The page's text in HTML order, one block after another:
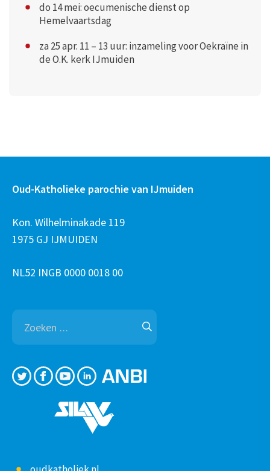
do 14 mei: oecumenische dienst op
Hemelvaartsdag
za 25 apr. 11 – 13 uur: inzameling voor Oekraïne in
de O.K. kerk IJmuiden
Oud-Katholieke parochie van IJmuiden
Kon. Wilhelminakade 119
1975 GJ IJMUIDEN
NL52 INGB 0000 0018 00
Zoeken
naar: